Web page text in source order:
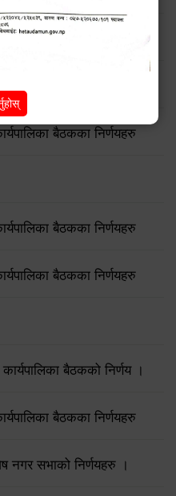
बैठकका निर्णयहरु
बैठकका निर्णयहरु
बैठकका निर्णयहरु
बैठकका निर्णयहरु
बैठकका निर्णयहरु
बैठकको निर्णय ।
बैठकका निर्णयहरु
नगर सभाको निर्णयहरु ।